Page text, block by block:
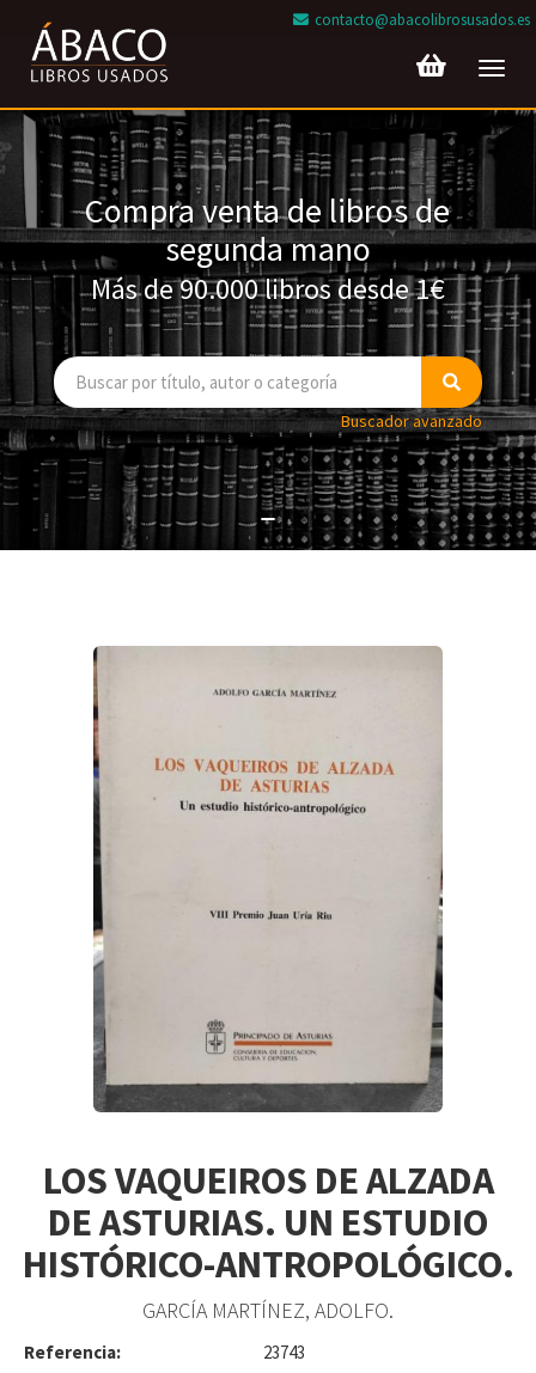
contacto@abacolibrosusados.es
Compra venta de libros de
segunda mano
Más de 90.000 libros desde 1€
Buscador avanzado
LOS VAQUEIROS DE ALZADA
DE ASTURIAS. UN ESTUDIO
HISTÓRICO-ANTROPOLÓGICO.
GARCÍA MARTÍNEZ, ADOLFO.
Referencia: 23743